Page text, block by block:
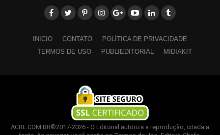
INICIO CONTATO
POLÍTICA DE PRIVACIDADE
TERMOS DE USO
PUBLIEDITORIAL MIDIAKIT
ACRE.COM.BR©2017-2026 - O Editorial autoriza a reprodução, citada a